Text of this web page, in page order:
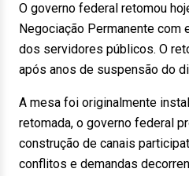
O governo federal retomou
Negociação Permanente com
dos servidores públicos. O
após anos de suspensão do
A mesa foi originalmente
retomada, o governo federal
construção de canais
conflitos e demandas